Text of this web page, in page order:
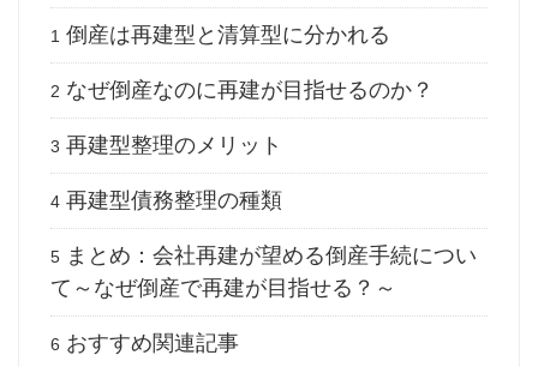
1 倒産は再建型と清算型に分かれる
2 なぜ倒産なのに再建が目指せるのか？
3 再建型整理のメリット
4 再建型債務整理の種類
5 まとめ：会社再建が望める倒産手続につい
て～なぜ倒産で再建が目指せる？～
6 おすすめ関連記事